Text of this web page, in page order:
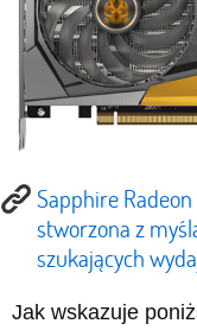
Sapphire
stworzona z
szukających
Jak wskazuje